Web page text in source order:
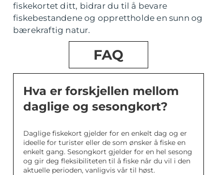
fiskekortet ditt, bidrar du til å bevare
fiskebestandene og opprettholde en sunn og
bærekraftig natur.
FAQ
Hva er forskjellen mellom
daglige og sesongkort?
Daglige fiskekort gjelder for en enkelt dag og er
ideelle for turister eller de som ønsker å fiske en
enkelt gang. Sesongkort gjelder for en hel sesong
og gir deg fleksibiliteten til å fiske når du vil i den
aktuelle perioden, vanligvis vår til høst.